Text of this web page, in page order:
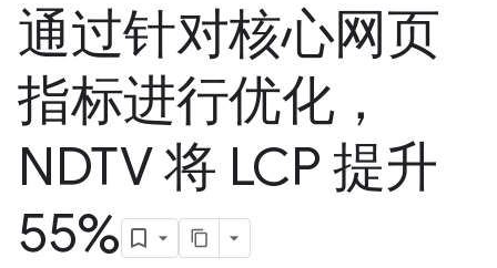
通过针对核心网页
指标进行优化，
NDTV 将 LCP 提升
55%